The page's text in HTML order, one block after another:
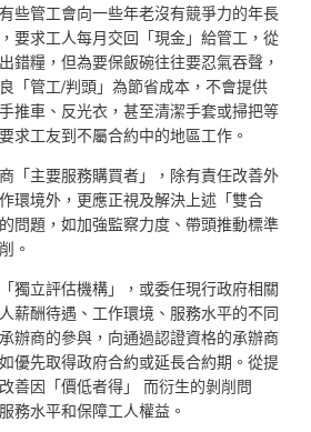
些管工會向一些年老沒有競爭力的年長
要求工人每月交回「現金」給管工，從
錯糧，但為要保飯碗往往要忍氣吞聲，
「管工/判頭」為節省成本，不會提供
推車、反光衣，甚至清潔手套或掃把等
求工友到不屬合約中的地區工作。
「主要服務購買者」，除有責任改善外
環境外，更應正視及解決上述「雙合
問題，如加強監察力度、帶頭推動標準
。
獨立評估機構」，或委任現行政府相關
薪酬待遇、工作環境、服務水平的不同
辦商的參與，向通過認證資格的承辦商
優先取得政府合約或延長合約期。從提
善因「價低者得」 而衍生的剝削問
務水平和保障工人權益。